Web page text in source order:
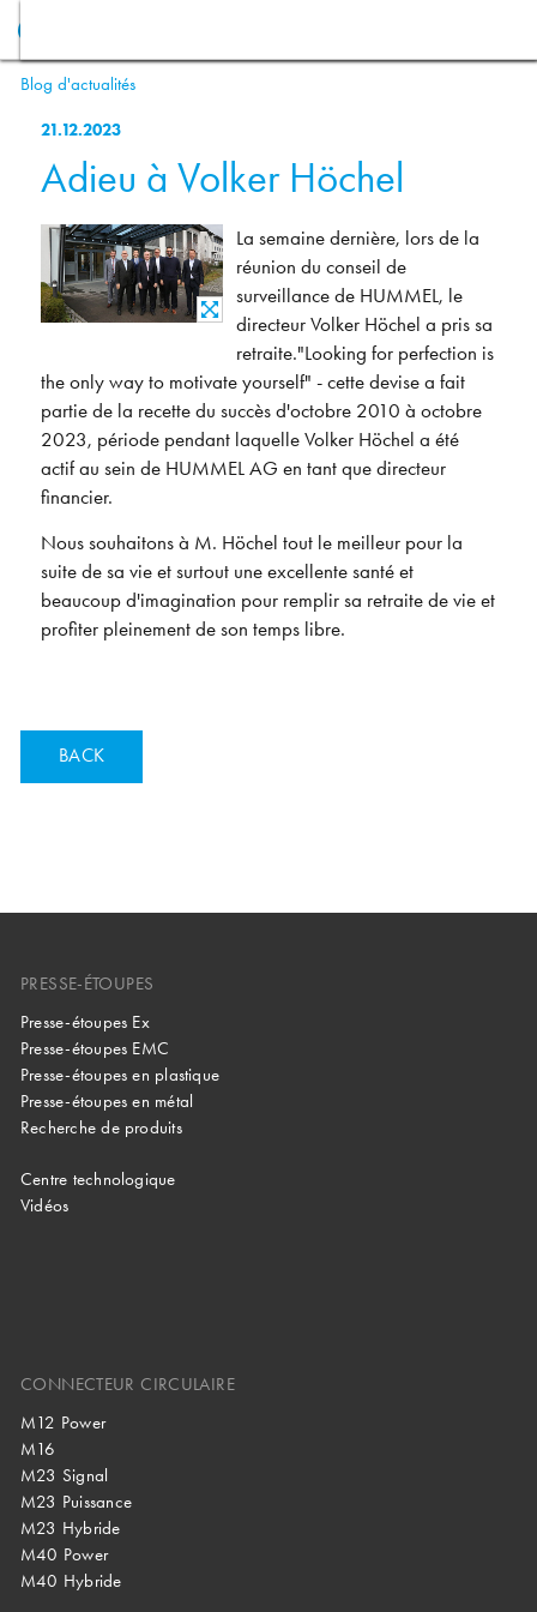
Blog d'actualités
21.12.2023
Adieu à Volker Höchel
La semaine dernière, lors de la
réunion du conseil de
surveillance de HUMMEL, le
directeur Volker Höchel a pris sa
retraite."Looking for perfection is
the only way to motivate yourself" - cette devise a fait
partie de la recette du succès d'octobre 2010 à octobre
2023, période pendant laquelle Volker Höchel a été
actif au sein de HUMMEL AG en tant que directeur
financier.
Nous souhaitons à M. Höchel tout le meilleur pour la
suite de sa vie et surtout une excellente santé et
beaucoup d'imagination pour remplir sa retraite de vie et
profiter pleinement de son temps libre.
BACK
PRESSE-ÉTOUPES
Presse-étoupes Ex
Presse-étoupes EMC
Presse-étoupes en plastique
Presse-étoupes en métal
Recherche de produits
Centre technologique
Vidéos
CONNECTEUR CIRCULAIRE
M12 Power
M16
M23 Signal
M23 Puissance
M23 Hybride
M40 Power
M40 Hybride